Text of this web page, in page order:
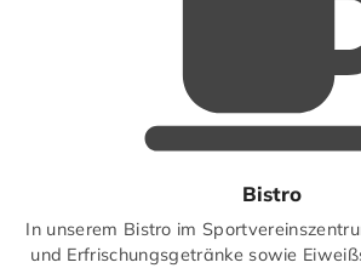
Bistro
In unserem Bistro im
und Erfrischungsgetränke sowie